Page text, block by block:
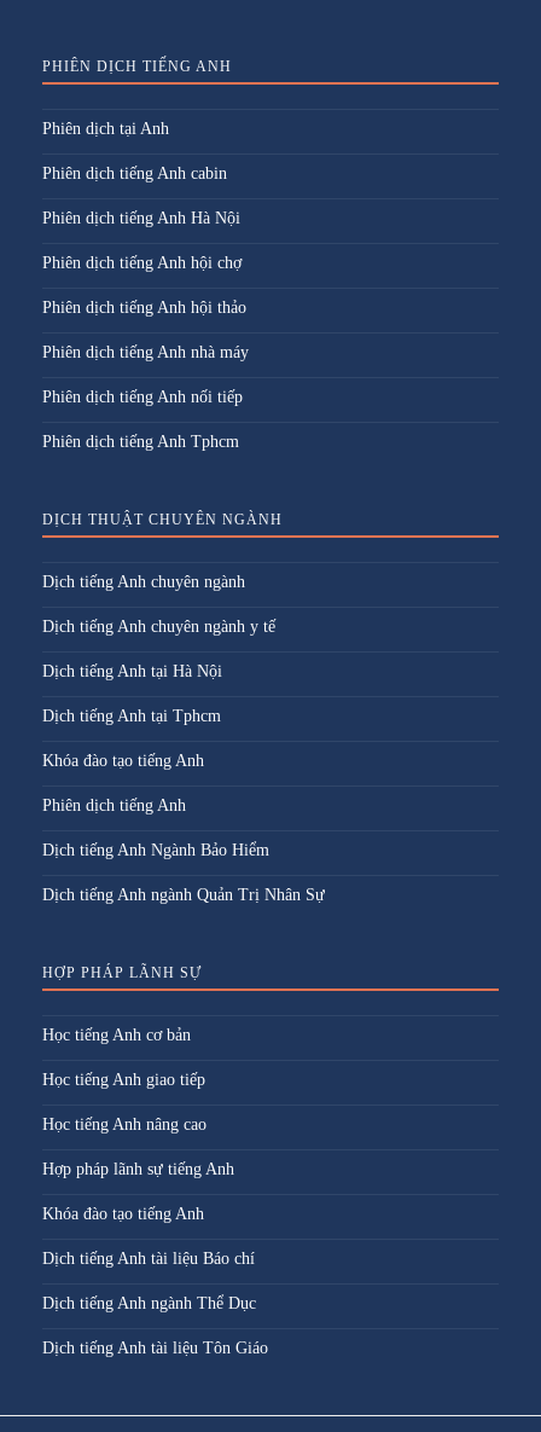
PHIÊN DỊCH TIẾNG ANH
Phiên dịch tại Anh
Phiên dịch tiếng Anh cabin
Phiên dịch tiếng Anh Hà Nội
Phiên dịch tiếng Anh hội chợ
Phiên dịch tiếng Anh hội thảo
Phiên dịch tiếng Anh nhà máy
Phiên dịch tiếng Anh nối tiếp
Phiên dịch tiếng Anh Tphcm
DỊCH THUẬT CHUYÊN NGÀNH
Dịch tiếng Anh chuyên ngành
Dịch tiếng Anh chuyên ngành y tế
Dịch tiếng Anh tại Hà Nội
Dịch tiếng Anh tại Tphcm
Khóa đào tạo tiếng Anh
Phiên dịch tiếng Anh
Dịch tiếng Anh Ngành Bảo Hiểm
Dịch tiếng Anh ngành Quản Trị Nhân Sự
HỢP PHÁP LÃNH SỰ
Học tiếng Anh cơ bản
Học tiếng Anh giao tiếp
Học tiếng Anh nâng cao
Hợp pháp lãnh sự tiếng Anh
Khóa đào tạo tiếng Anh
Dịch tiếng Anh tài liệu Báo chí
Dịch tiếng Anh ngành Thể Dục
Dịch tiếng Anh tài liệu Tôn Giáo